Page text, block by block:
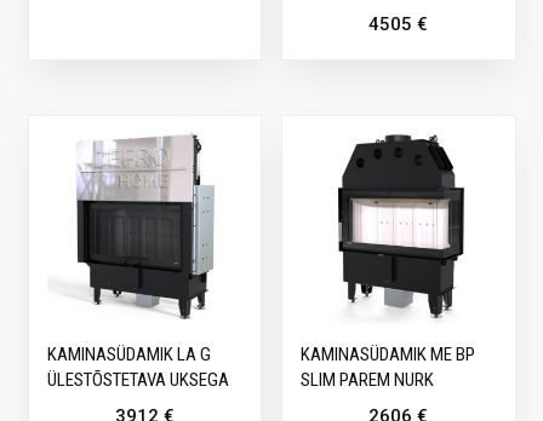
4505€
KAMINASÜDAMIK LA G
ÜLESTÕSTETAVA UKSEGA
3912 €
KAMINASÜDAMIK ME BP
SLIM PAREM NURK
2606€